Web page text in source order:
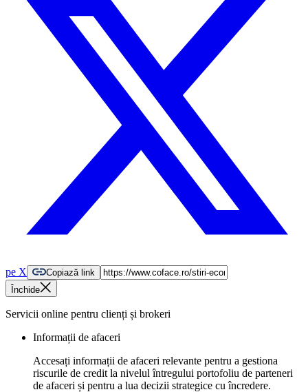
pe X
Copiază link
Închide
Servicii online pentru clienți și brokeri
Informații de afaceri
Accesați informații de afaceri relevante pentru a gestiona
riscurile de credit la nivelul întregului portofoliu de parteneri
de afaceri și pentru a lua decizii strategice cu încredere.